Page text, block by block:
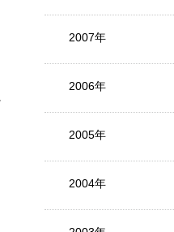
2007年
2006年
2005年
2004年